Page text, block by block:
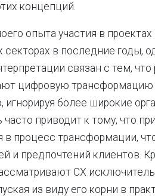
концепций.
опыта участия в
в последние годы,
связан с тем,
цифровую трансформацию
игнорируя более широкие
часто приводит к тому, что
в процесс трансформации,
и предпочтений клиентов.
CX
из виду его корни в